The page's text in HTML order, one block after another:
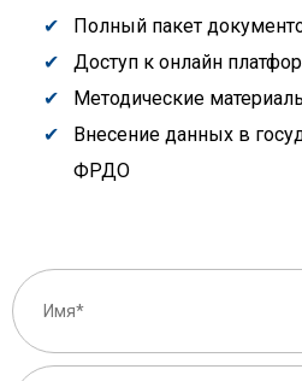
Полный пакет
Доступ к онлайн
Методические
Внесение данных в
ФРДО